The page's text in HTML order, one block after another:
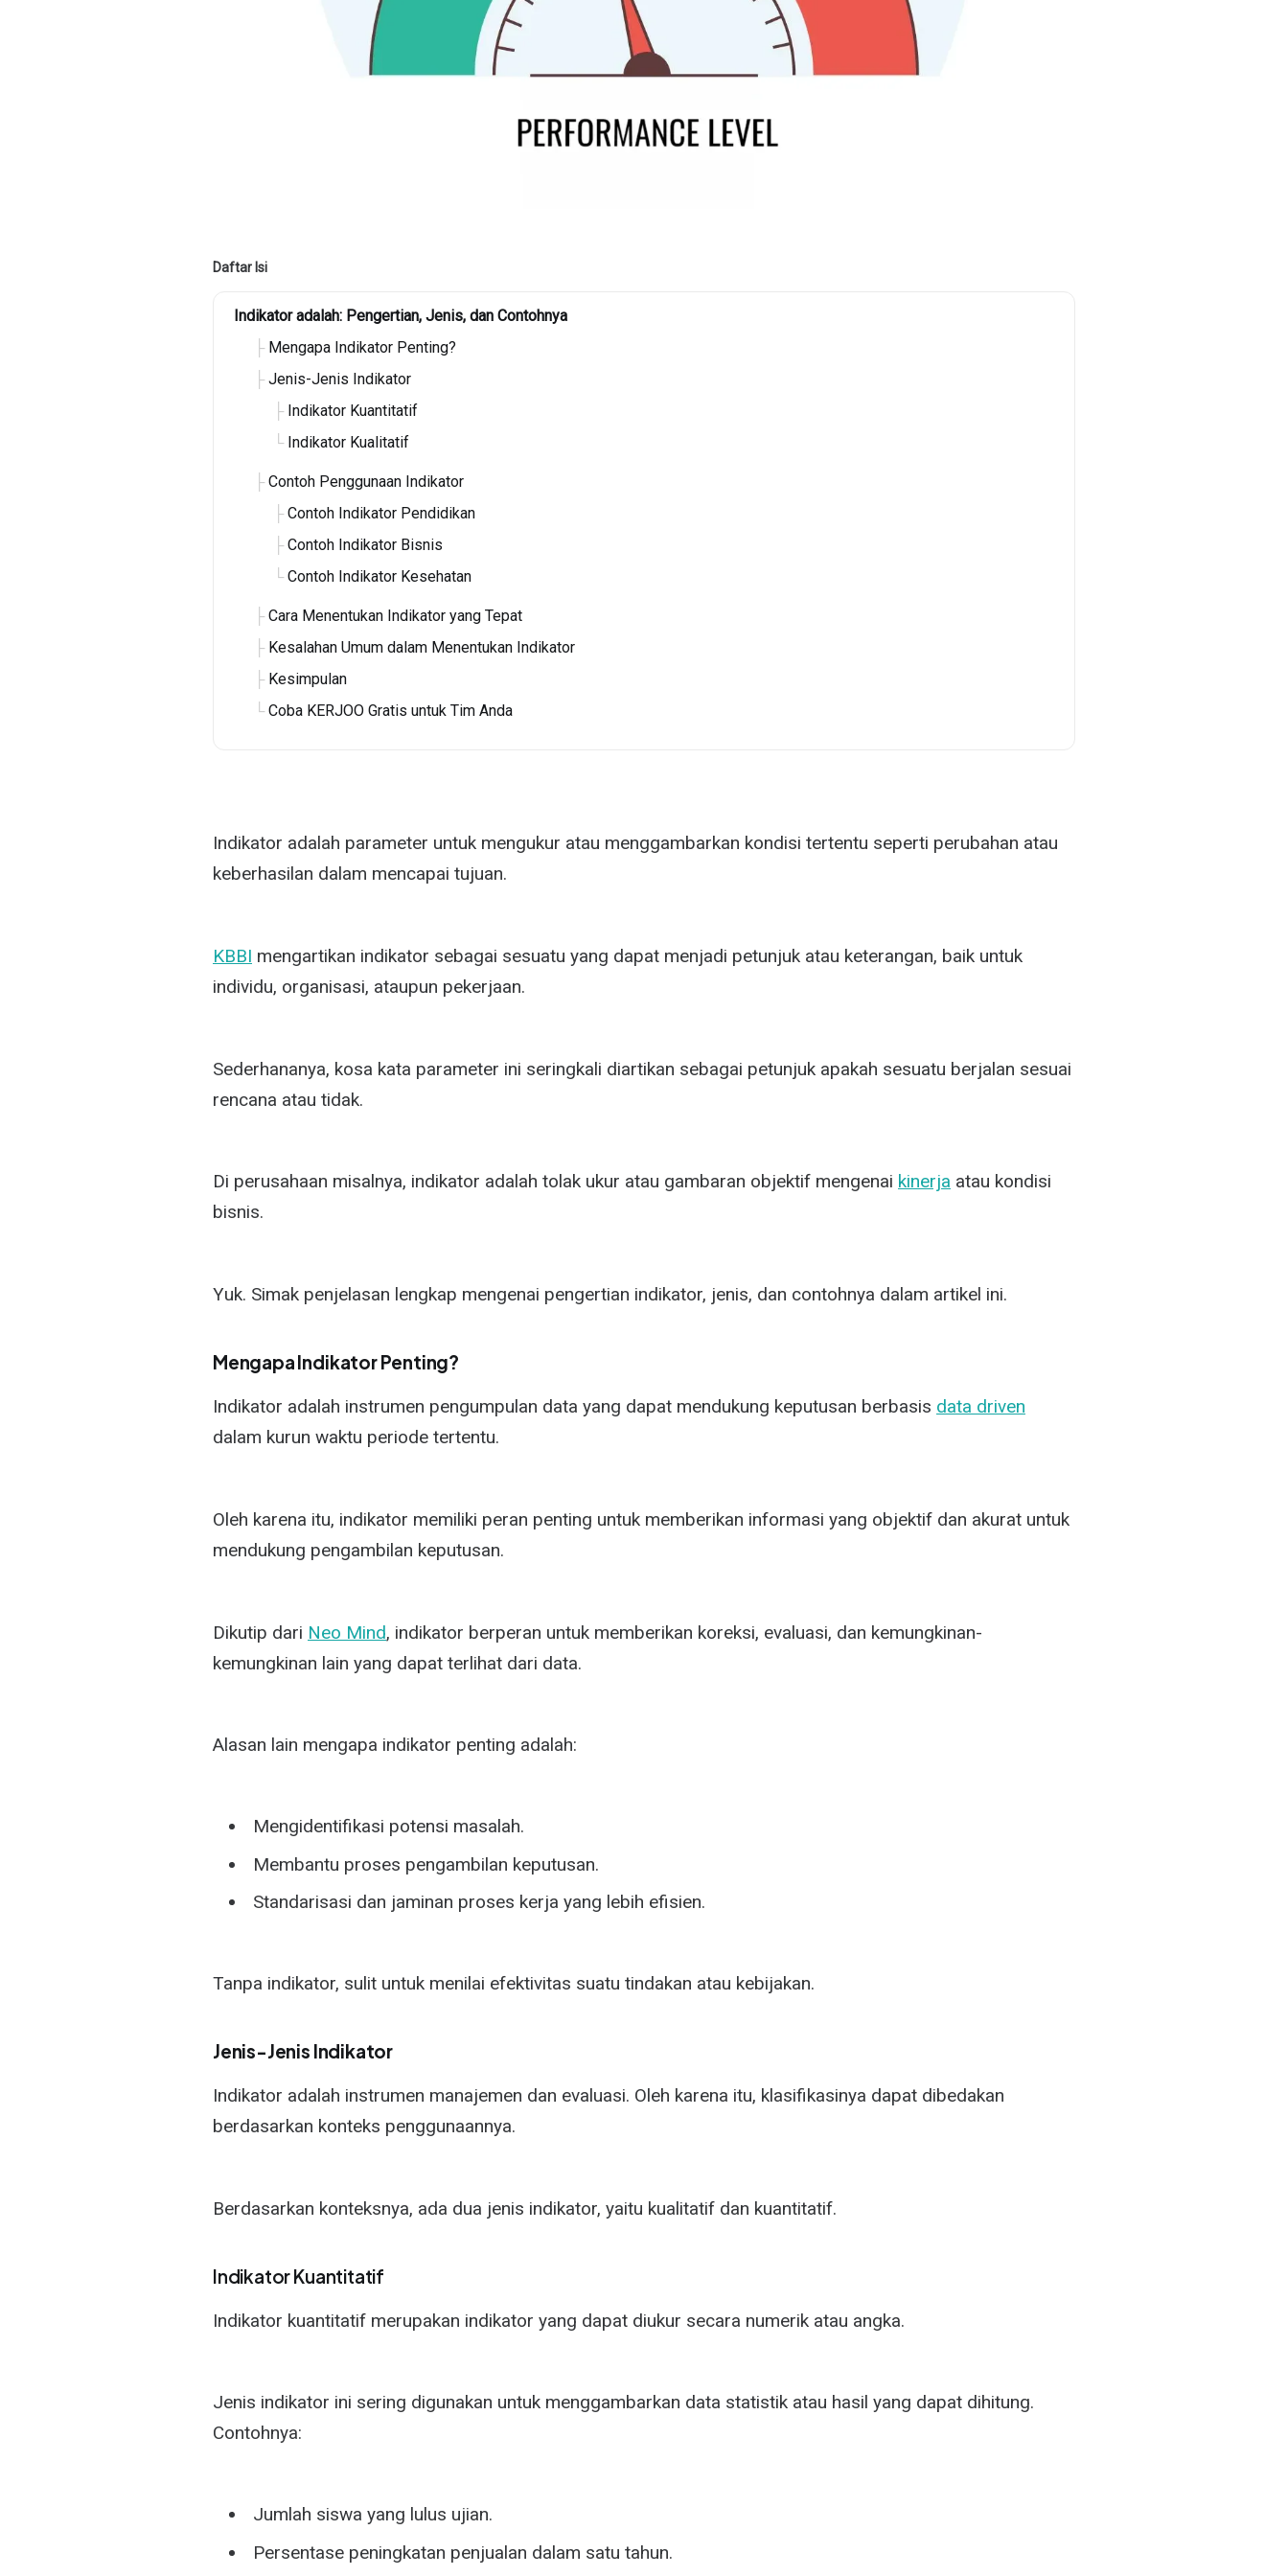
Daftar Isi
Indikator adalah: Pengertian, Jenis, dan Contohnya
Mengapa Indikator Penting?
Jenis-Jenis Indikator
Indikator Kuantitatif
Indikator Kualitatif
Contoh Penggunaan Indikator
Contoh Indikator Pendidikan
Contoh Indikator Bisnis
Contoh Indikator Kesehatan
Cara Menentukan Indikator yang Tepat
Kesalahan Umum dalam Menentukan Indikator
Kesimpulan
Coba KERJOO Gratis untuk Tim Anda
Indikator adalah parameter untuk mengukur atau menggambarkan kondisi tertentu seperti perubahan atau
keberhasilan dalam mencapai tujuan.
KBBI mengartikan indikator sebagai sesuatu yang dapat menjadi petunjuk atau keterangan, baik untuk
individu, organisasi, ataupun pekerjaan.
Sederhananya, kosa kata parameter ini seringkali diartikan sebagai petunjuk apakah sesuatu berjalan sesuai
rencana atau tidak.
Di perusahaan misalnya, indikator adalah tolak ukur atau gambaran objektif mengenai kinerja atau kondisi
bisnis.
Yuk. Simak penjelasan lengkap mengenai pengertian indikator, jenis, dan contohnya dalam artikel ini.
Mengapa Indikator Penting?
Indikator adalah instrumen pengumpulan data yang dapat mendukung keputusan berbasis data driven
dalam kurun waktu periode tertentu.
Oleh karena itu, indikator memiliki peran penting untuk memberikan informasi yang objektif dan akurat untuk
mendukung pengambilan keputusan.
Dikutip dari Neo Mind, indikator berperan untuk memberikan koreksi, evaluasi, dan kemungkinan-
kemungkinan lain yang dapat terlihat dari data.
Alasan lain mengapa indikator penting adalah:
Mengidentifikasi potensi masalah.
Membantu proses pengambilan keputusan.
Standarisasi dan jaminan proses kerja yang lebih efisien.
Tanpa indikator, sulit untuk menilai efektivitas suatu tindakan atau kebijakan.
Jenis-Jenis Indikator
Indikator adalah instrumen manajemen dan evaluasi. Oleh karena itu, klasifikasinya dapat dibedakan
berdasarkan konteks penggunaannya.
Berdasarkan konteksnya, ada dua jenis indikator, yaitu kualitatif dan kuantitatif.
Indikator Kuantitatif
Indikator kuantitatif merupakan indikator yang dapat diukur secara numerik atau angka.
Jenis indikator ini sering digunakan untuk menggambarkan data statistik atau hasil yang dapat dihitung.
Contohnya:
Jumlah siswa yang lulus ujian.
Persentase peningkatan penjualan dalam satu tahun.